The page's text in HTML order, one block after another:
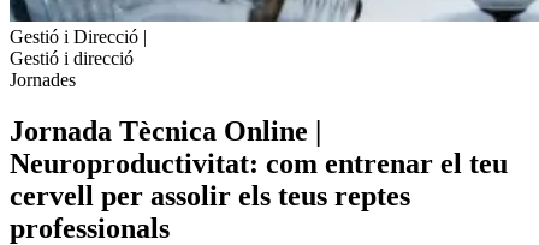
Gestió i Direcció |
Gestió i direcció
Jornades
Jornada Tècnica Online |
Neuroproductivitat: com entrenar el teu
cervell per assolir els teus reptes
professionals